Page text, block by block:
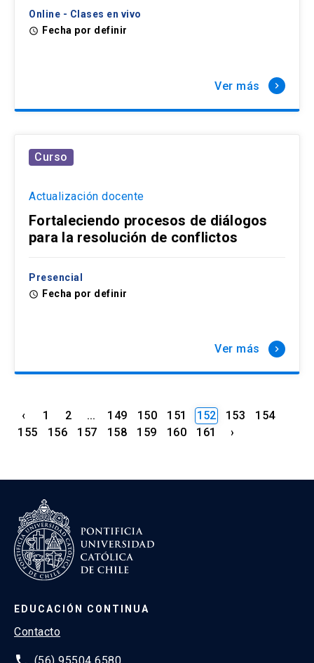
Online - Clases en vivo
access_time Fecha por definir
Ver más keyboard_arrow_right
Curso
Actualización docente
Fortaleciendo procesos de diálogos
para la resolución de conflictos
Presencial
access_time Fecha por definir
Ver más keyboard_arrow_right
‹ 1 2 ... 149 150 151 152 153
154
155
156 157 158 159 160 161 ›
EDUCACIÓN CONTINUA
Contacto
(56) 95504 6580